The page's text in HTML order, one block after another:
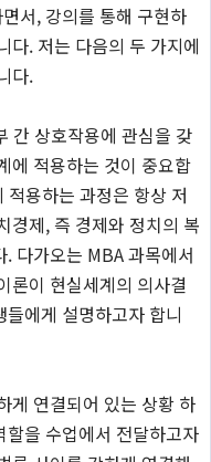
서, 강의를 통해 구현하
다. 저는 다음의 두 가지에
다.
간 상호작용에 관심을 갖
에 적용하는 것이 중요합
용하는 과정은 항상 저
경제, 즉 경제와 정치의 복
다가오는 MBA 과목에서
론이 현실세계의 의사결
에게 설명하고자 합니
게 연결되어 있는 상황 하
을 수업에서 전달하고자